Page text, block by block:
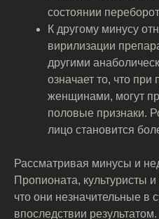
состоянии
К другому минусу
вирилизации
другими
означает то, что
женщинами, могут
половые признаки.
лицо становится
Рассматривая минусы и
Пропионата, культуристы
что они незначительные в
впоследствии результатом.